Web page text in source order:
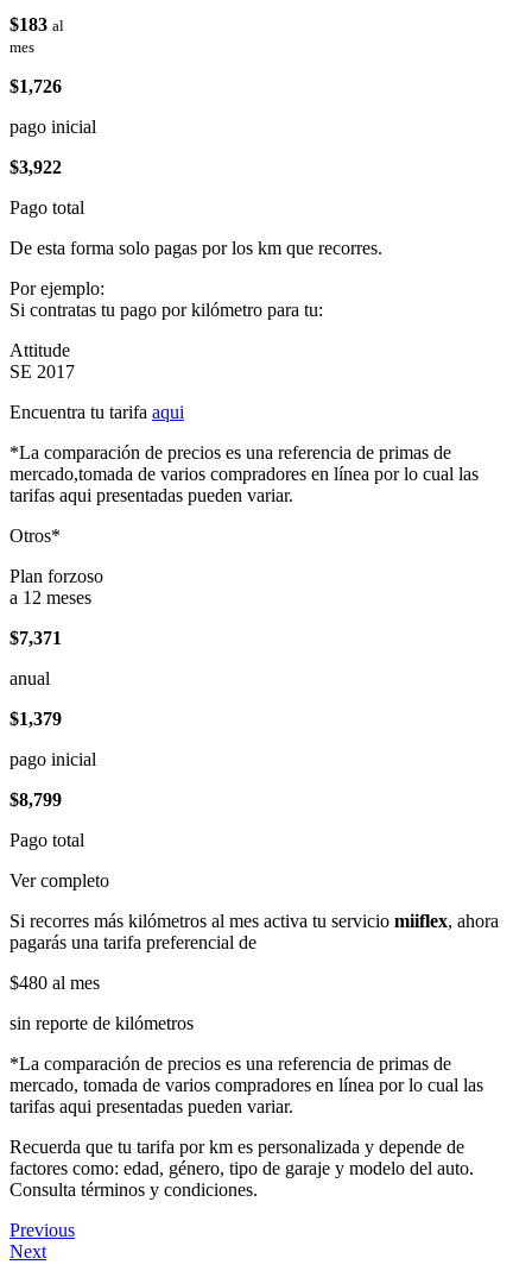
$183 al
mes
$1,726
pago inicial
$3,922
Pago total
De esta forma solo pagas por los km que recorres.
Por ejemplo:
Si contratas tu pago por kilómetro para tu:
Attitude
SE 2017
Encuentra tu tarifa aqui
*La comparación de precios es una referencia de primas de
mercado,tomada de varios compradores en línea por lo cual las
tarifas aqui presentadas pueden variar.
Otros*
Plan forzoso
a 12 meses
$7,371
anual
$1,379
pago inicial
$8,799
Pago total
Ver completo
Si recorres más kilómetros al mes activa tu servicio miiflex, ahora
pagarás una tarifa preferencial de
$480 al mes
sin reporte de kilómetros
*La comparación de precios es una referencia de primas de
mercado, tomada de varios compradores en línea por lo cual las
tarifas aqui presentadas pueden variar.
Recuerda que tu tarifa por km es personalizada y depende de
factores como: edad, género, tipo de garaje y modelo del auto.
Consulta términos y condiciones.
Previous
Next